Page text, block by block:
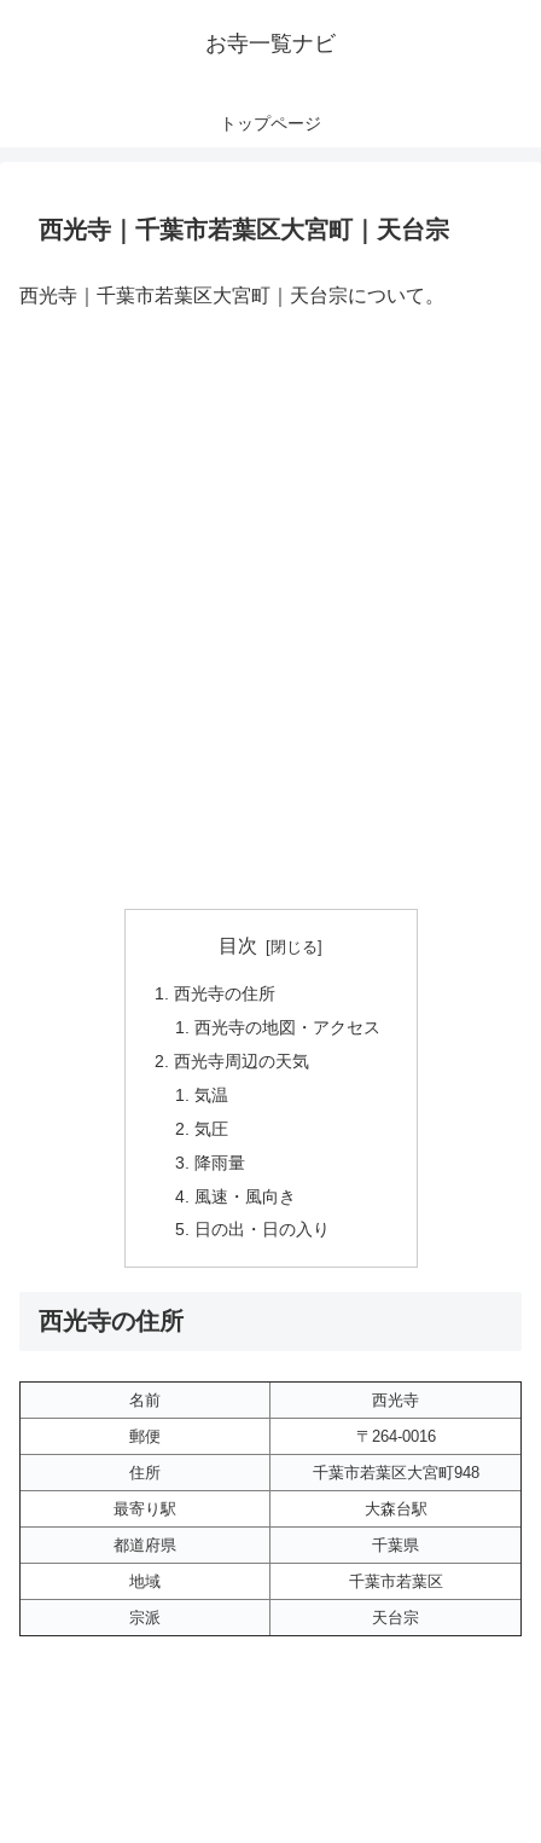
お寺一覧ナビ
トップページ
西光寺｜千葉市若葉区大宮町｜天台宗
西光寺｜千葉市若葉区大宮町｜天台宗について。
目次
西光寺の住所
西光寺の地図・アクセス
西光寺周辺の天気
気温
気圧
降雨量
風速・風向き
日の出・日の入り
西光寺の住所
名前
西光寺
郵便
〒264-0016
住所
千葉市若葉区大宮町948
最寄り駅
大森台駅
都道府県
千葉県
地域
千葉市若葉区
宗派
天台宗